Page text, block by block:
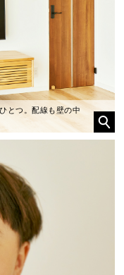
とつ。配線も壁の中